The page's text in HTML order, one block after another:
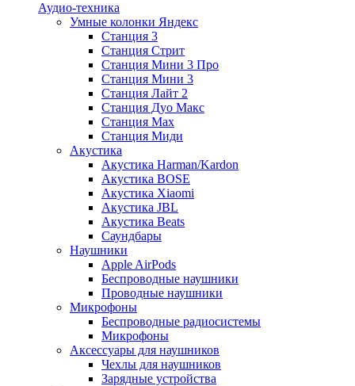
Аудио-техника
Умные колонки Яндекс
Станция 3
Станция Стрит
Станция Мини 3 Про
Станция Мини 3
Станция Лайт 2
Станция Дуо Макс
Станция Max
Станция Миди
Акустика
Акустика Harman/Kardon
Акустика BOSE
Акустика Xiaomi
Акустика JBL
Акустика Beats
Саундбары
Наушники
Apple AirPods
Беспроводные наушники
Проводные наушники
Микрофоны
Беспроводные радиосистемы
Микрофоны
Аксессуары для наушников
Чехлы для наушников
Зарядные устройства